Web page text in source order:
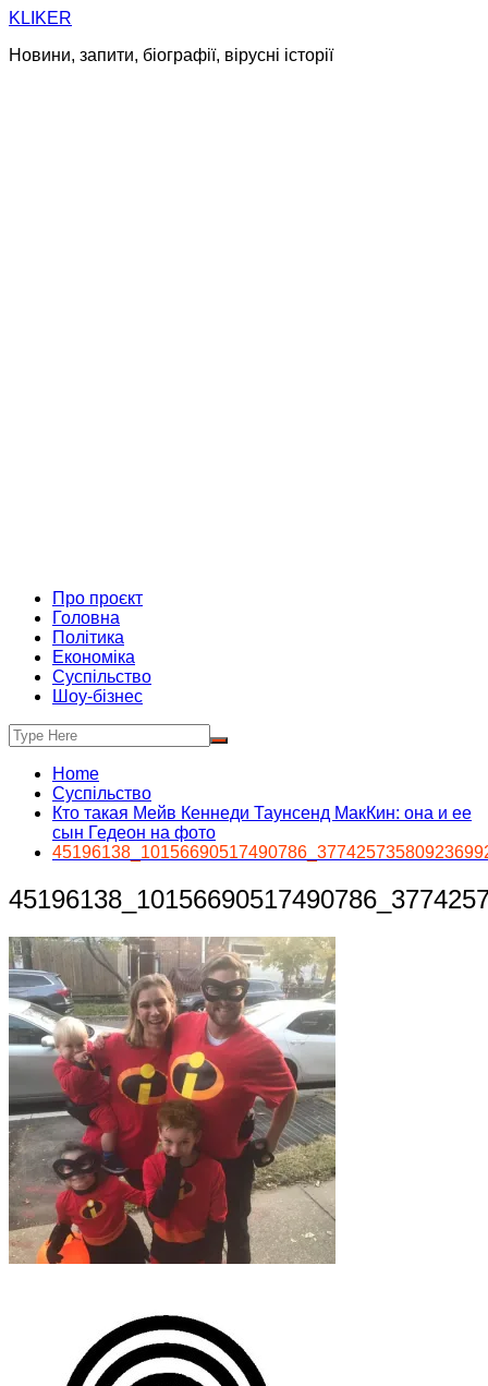
Skip
content
KLIKER
Новини, запити, біографії, вірусні історії
Про проєкт
Головна
Політика
Економіка
Суспільство
Шоу-бізнес
Home
Суспільство
Кто такая Мейв Кеннеди Таунсенд МакКин: она и ее
сын Гедеон на фото